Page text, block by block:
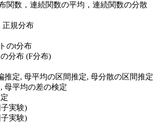
関数，連続関数の平均，連続関数の分散
正規分布
のt分布
分布 (F分布)
推定, 母平均の区間推定, 母分散の区間推定
母平均の差の検定
実験)
実験)